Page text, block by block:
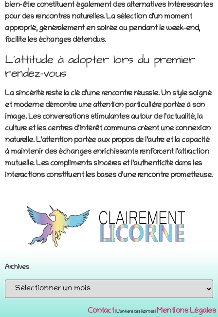
bien-être constituent également des alternatives intéressantes
pour des rencontres naturelles. La sélection d’un moment
approprié, généralement en soirée ou pendant le week-end,
facilite les échanges détendus.
L’attitude à adopter lors du premier
rendez-vous
La sincérité reste la clé d’une rencontre réussie. Un style soigné
et moderne démontre une attention particulière portée à son
image. Les conversations stimulantes autour de l’actualité, la
culture et les centres d’intérêt communs créent une connexion
naturelle. L’attention portée aux propos de l’autre et la capacité
à maintenir des échanges enrichissants renforcent l’attraction
mutuelle. Les compliments sincères et l’authenticité dans les
interactions constituent les bases d’une rencontre prometteuse.
Archives
Contact¦ L’univers des licornes ¦ Mentions Légales